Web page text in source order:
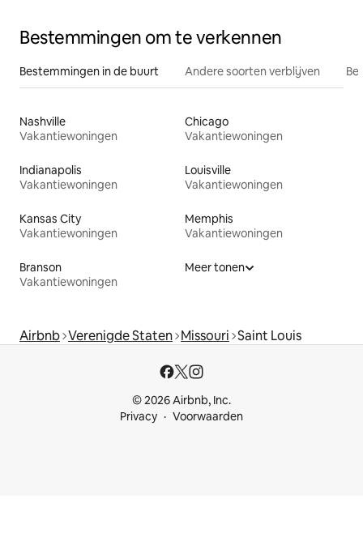
Bestemmingen om te verkennen
Bestemmingen in de buurt Andere soorten verblijven
Nashville
Vakantiewoningen
Chicago
Vakantiewoningen
Indianapolis
Vakantiewoningen
Louisville
Vakantiewoningen
Kansas City
Vakantiewoningen
Memphis
Vakantiewoningen
Branson
Vakantiewoningen
Meer tonen
Airbnb Verenigde Staten Missouri Saint Louis
© 2026 Airbnb, Inc.
Privacy
Voorwaarden